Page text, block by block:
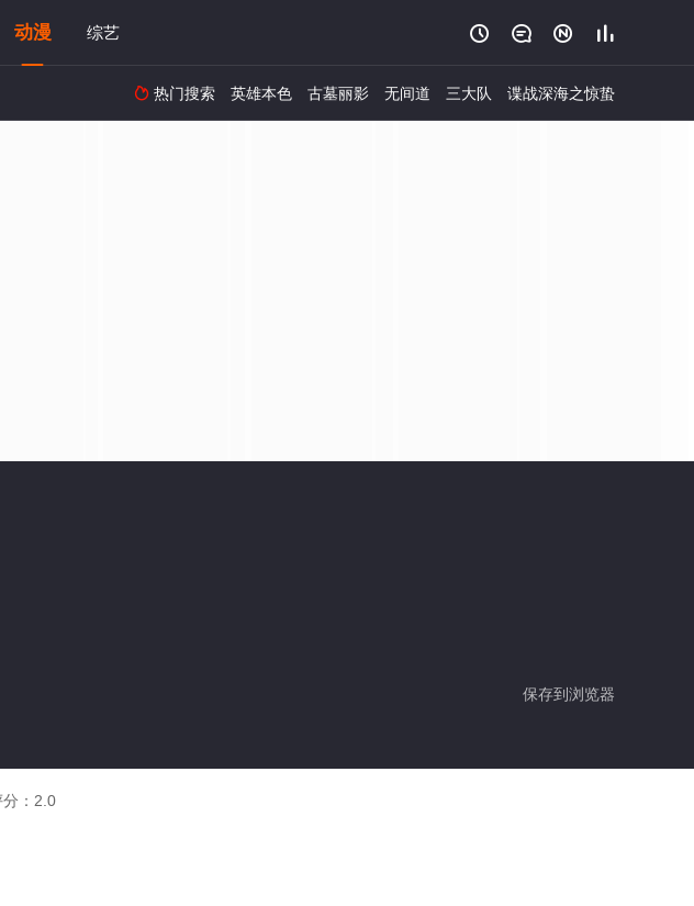
动漫 综艺    
 热门搜索 英雄本色 古墓丽影 无间道 三大队 谍战深海之惊蛰
保存到浏览器
： 2.0